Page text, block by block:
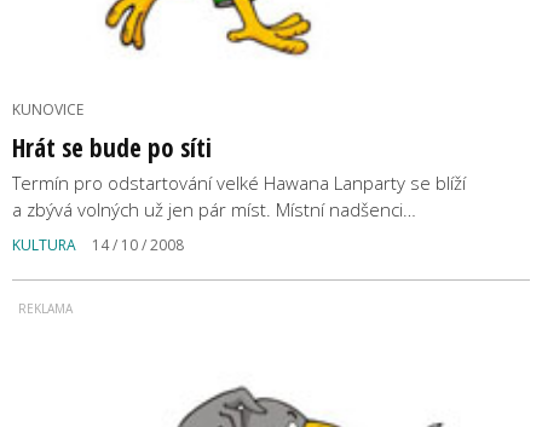
KUNOVICE
Hrát se bude po síti
Termín pro odstartování velké Hawana Lanparty se blíží
a zbývá volných už jen pár míst. Místní nadšenci…
KULTURA 14 / 10 / 2008